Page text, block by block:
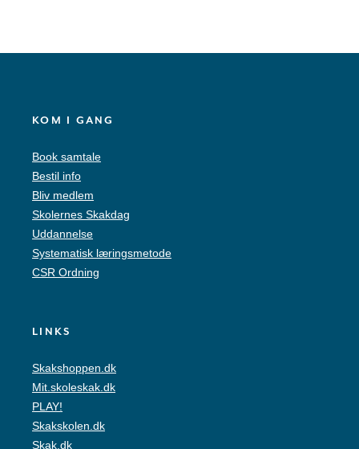
KOM I GANG
Book samtale
Bestil info
Bliv medlem
Skolernes Skakdag
Uddannelse
Systematisk læringsmetode
CSR Ordning
LINKS
Skakshoppen.dk
Mit.skoleskak.dk
PLAY!
Skakskolen.dk
Skak.dk